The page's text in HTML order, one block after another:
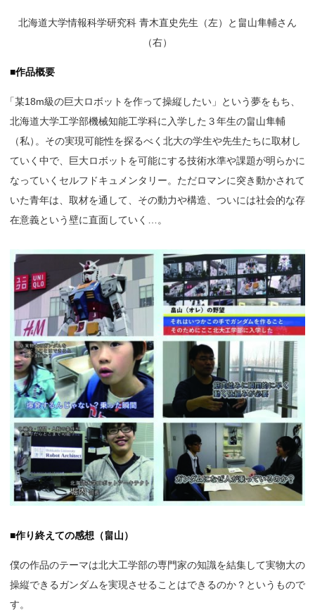
北海道大学情報科学研究科 青木直史先生（左）と畠山隼輔さん
（右）
■作品概要
「某18m級の巨大ロボットを作って操縦したい」という夢をもち、
北海道大学工学部機械知能工学科に入学した３年生の畠山隼輔
（私） 。その実現可能性を探るべく北大の学生や先生たちに取材し
ていく中で、巨大ロボットを可能にする技術水準や課題が明らかに
なっていくセルフドキュメンタリー。ただロマンに突き動かされて
いた青年は、取材を通して、その動力や構造、ついには社会的な存
在意義という壁に直面していく…。
■作り終えての感想（畠山）
僕の作品のテーマは北大工学部の専門家の知識を結集して実物大の
操縦できるガンダムを実現させることはできるのか？というもので
す。